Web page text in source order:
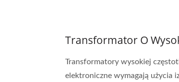
Transformator O
Transformatory wysokiej
elektroniczne wymagają użycia